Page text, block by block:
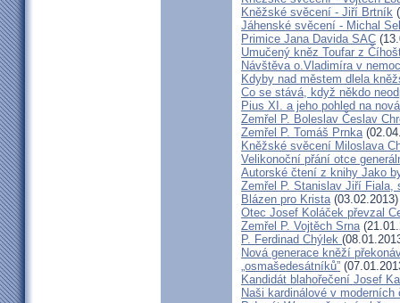
Kněžské svěcení - Jiří Brtník
Jáhenské svěcení - Michal
Primice Jana Davida SAC
Umučený kněz Toufar z
Návštěva o.Vladimíra v
Kdyby nad městem dlela
Co se stává, když někdo
Pius XI. a jeho pohled na
Zemřel P. Boleslav Česlav
Zemřel P. Tomáš Prnka
Kněžské svěcení Miloslava
Velikonoční přání otce
Autorské čtení z knihy Jako
Zemřel P. Stanislav Jiří Fiala,
Blázen pro Krista(03.02.2013)
Otec Josef Koláček převzal
Zemřel P. Vojtěch Srna
P. Ferdinad Chýlek
Nová generace kněží
„osmašedesátníků”
Kandidát blahořečení Josef
Naši kardinálové v